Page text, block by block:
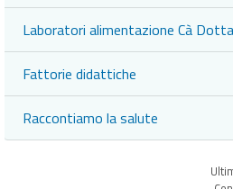
Laboratori alimentazione Cà
Fattorie didattiche
Raccontiamo la salute